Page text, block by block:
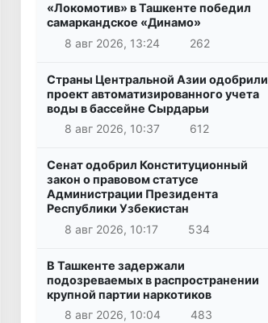
«Локомотив» в Ташкенте победил
самаркандское «Динамо»
8 авг 2026, 13:24
262
Страны Центральной Азии одобрили
проект автоматизированного учета
воды в бассейне Сырдарьи
8 авг 2026, 10:37
612
Сенат одобрил Конституционный
закон о правовом статусе
Администрации Президента
Республики Узбекистан
8 авг 2026, 10:17
534
В Ташкенте задержали
подозреваемых в распространении
крупной партии наркотиков
8 авг 2026, 10:04
483